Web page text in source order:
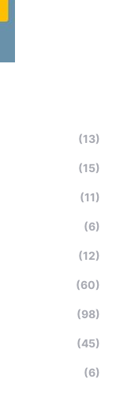
(13)
(15)
(11)
(6)
(12)
(60)
(98)
(45)
(6)